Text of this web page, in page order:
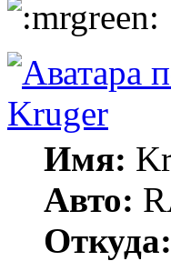
Kruger
Имя:
Авто:
Откуда: